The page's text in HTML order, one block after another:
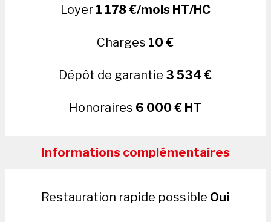
Loyer 1 178 €/mois HT/HC
Charges 10 €
Dépôt de garantie 3 534 €
Honoraires 6 000 € HT
Informations complémentaires
Restauration rapide possible Oui